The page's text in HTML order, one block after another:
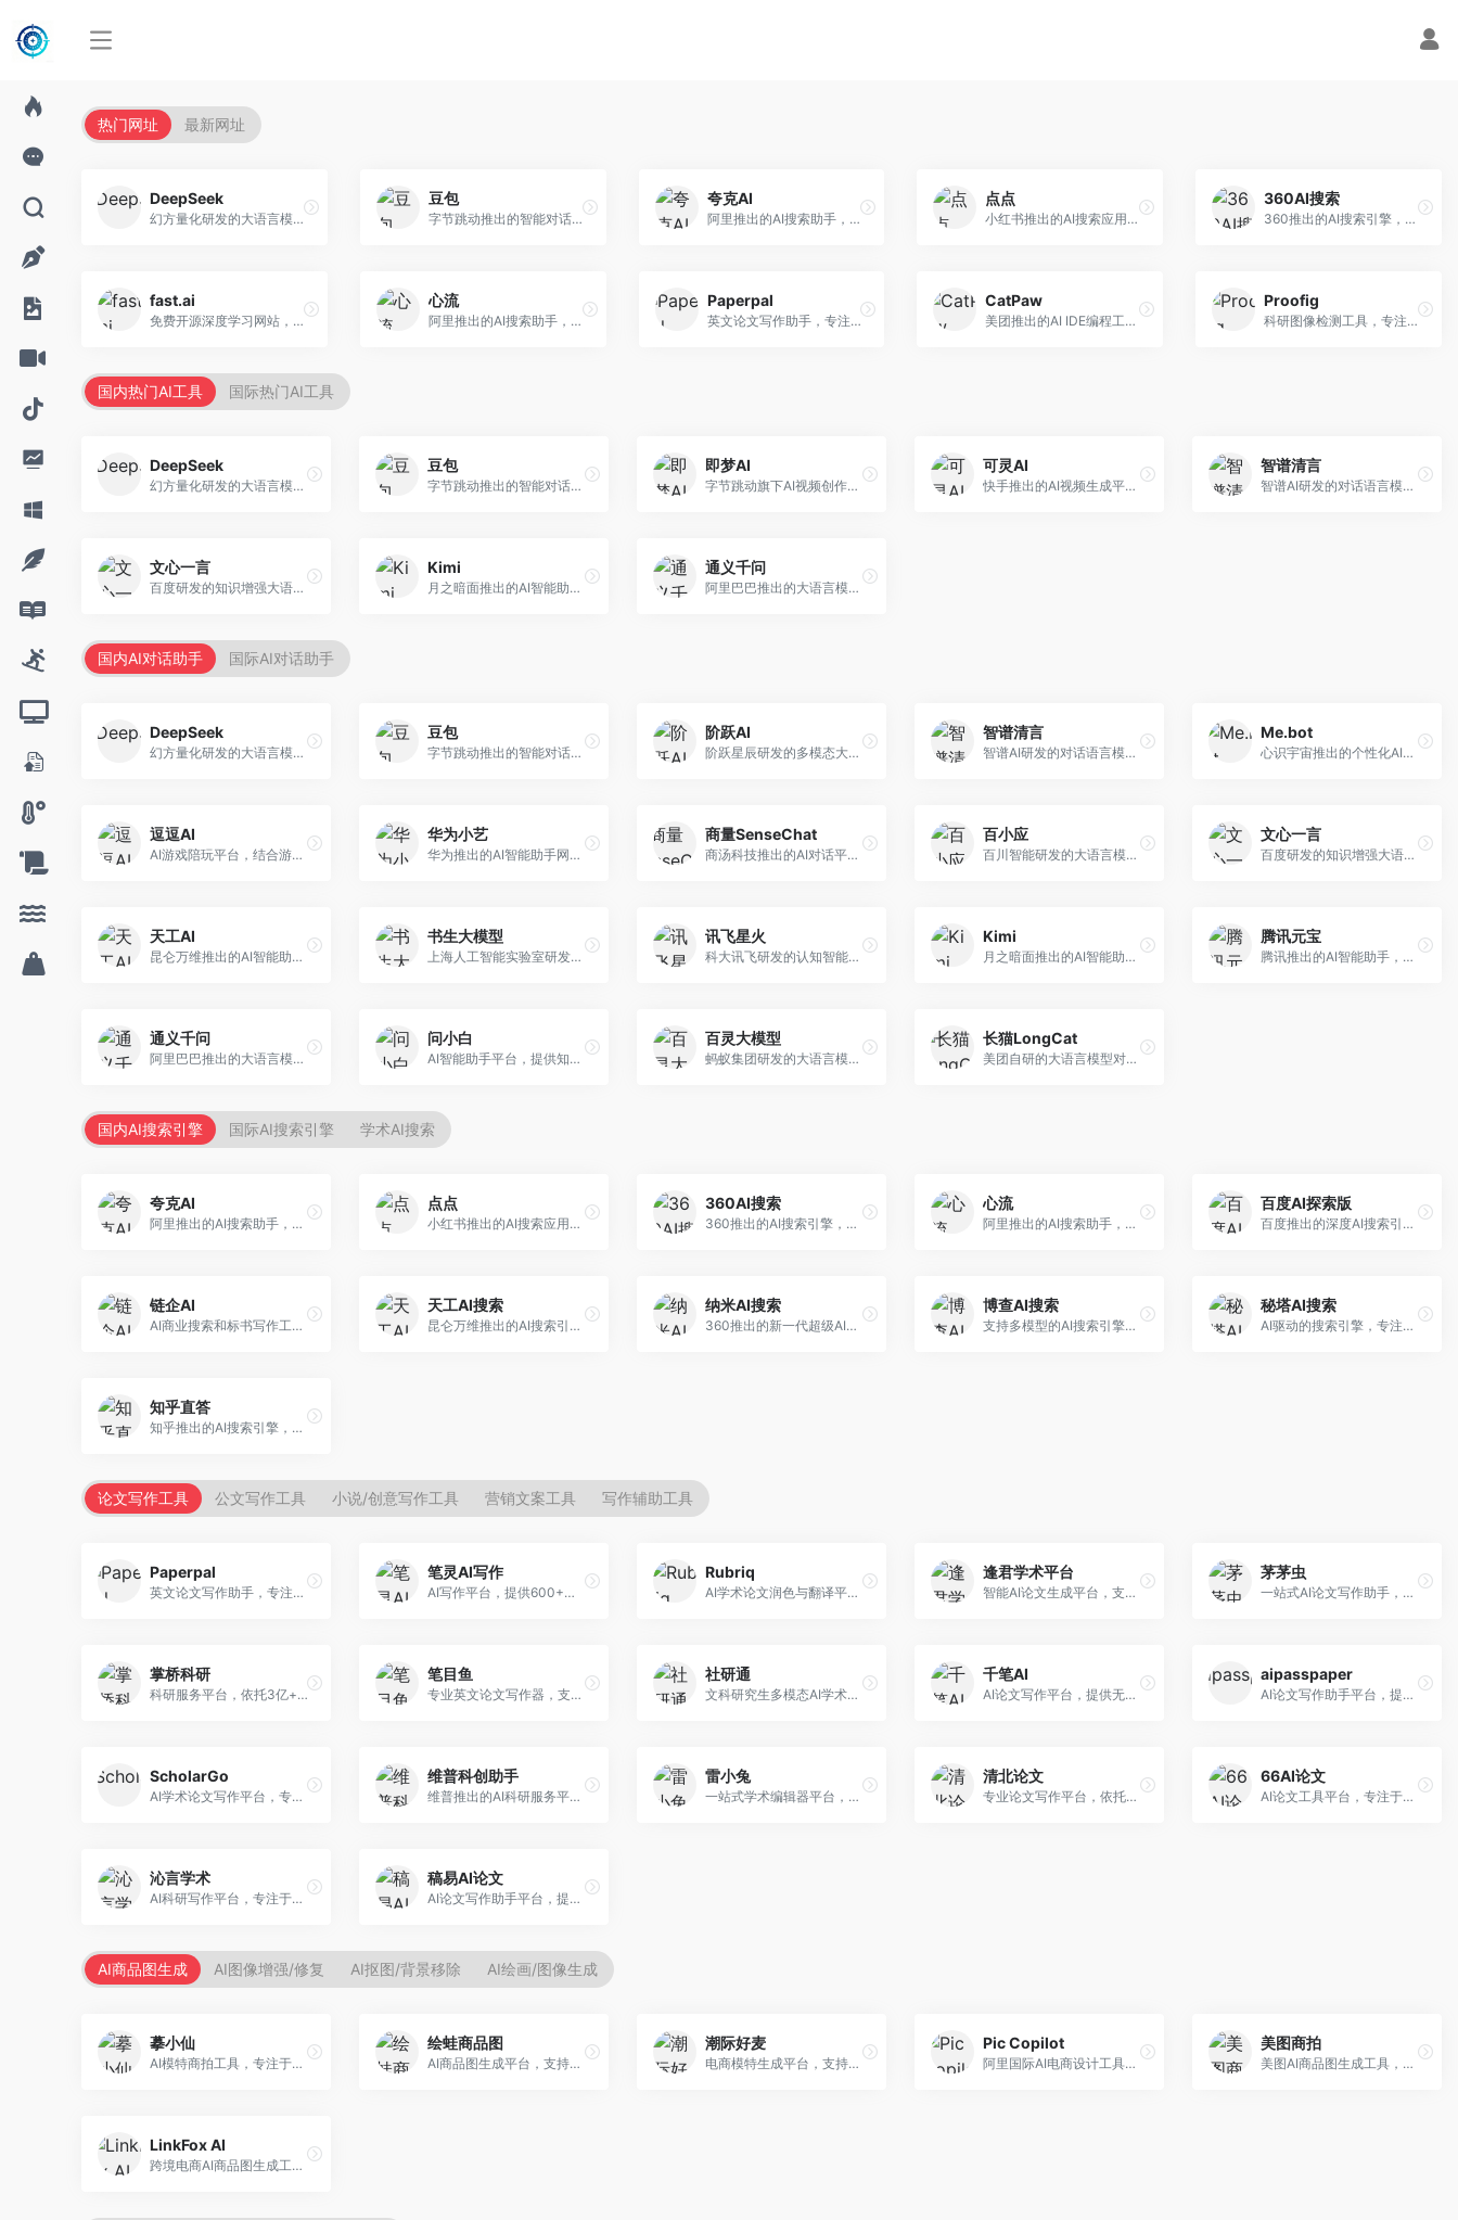
热门网址 最新网址
DeepSeek
幻方量化研发的大语言模型平台，专注于深度推理和代码生成能力。面向开发者、研究人员和技术爱好者，提供强大的逻辑推理和数学计算功能，开源生态完善，API接口友好。
豆包
字节跳动推出的智能对话助手平台，提供文本创作、知识问答、英语学习等多种AI服务。面向普通用户和内容创作者，支持多轮对话和文件解析，免费使用，响应速度快，中文理解能力强。
夸克AI
阿里推出的AI搜索助手，整合搜索与AI功能。面向年轻用户，提供智能搜索、文档处理、学习辅助等服务，与夸克生态深度整合。
点点
小红书推出的AI搜索应用，专注于生活方式内容搜索。面向小红书用户，提供生活攻略、消费决策、内容推荐等服务，生活方式内容丰富。
360AI搜索
360推出的AI搜索引擎，专注于安全智能搜索。面向普通用户，提供智能问答、网页搜索、内容整理等服务，安全防护能力强。
fast.ai
免费开源深度学习网站，专注于实用AI教学。面向开发者，提供免费深度学习课程、实战项目、代码库等资源，学习门槛低。
心流
阿里推出的AI搜索助手，专注于智能信息获取。面向普通用户，提供智能搜索、内容整理、知识问答等服务，与阿里生态深度整合。
Paperpal
英文论文写作助手，专注于学术英语润色。面向需要发表国际期刊的研究者，提供语法检查、学术表达优化、格式规范等服务，英语表达地道专业。
CatPaw
美团推出的AI IDE编程工具，专注于本地开发生态。面向开发者，提供智能代码补全、代码生成、项目管理等服务，本地开发体验好。
Proofig
科研图像检测工具，专注于学术图像完整性验证。面向科研人员，提供图像检测、重复分析、报告生成等服务，学术检测专业。
国内热门AI工具 国际热门AI工具
DeepSeek
幻方量化研发的大语言模型平台，专注于深度推理和代码生成能力。面向开发者、研究人员和技术爱好者，提供强大的逻辑推理和数学计算功能，开源生态完善，API接口友好。
豆包
字节跳动推出的智能对话助手平台，提供文本创作、知识问答、英语学习等多种AI服务。面向普通用户和内容创作者，支持多轮对话和文件解析，免费使用，响应速度快，中文理解能力强。
即梦AI
字节跳动旗下AI视频创作平台，支持多模态内容生成。面向内容创作者和营销人员，提供文生视频、图生视频、智能剪辑等功能，中文理解能力强，创作效率高。
可灵AI
快手推出的AI视频生成平台，支持文生视频和图生视频，可生成长达2分钟的高质量视频内容。面向短视频创作者和营销人员，操作简便，生成效果逼真，适合商业推广和创意表达。
智谱清言
智谱AI研发的对话语言模型，支持中英双语交互。面向中文用户和开发者，提供知识问答、代码编写、文档解读等服务，开源生态完善，学术研究背景深厚。
文心一言
百度研发的知识增强大语言模型，深度融合百度知识图谱和搜索能力。面向中文用户，提供知识问答、文本创作、逻辑推理等服务，中文语境理解准确，知识覆盖面广。
Kimi
月之暗面推出的AI智能助手，核心优势在于超长文本处理能力，支持20万字以上文档分析。面向学术研究者、职场人士和内容创作者，提供文档解读、PPT生成、联网搜索等综合服务。
通义千问
阿里巴巴推出的大语言模型平台，提供对话问答、文档处理、图像理解、代码编写等全方位AI服务。面向企业用户和个人开发者，集成阿里云生态，支持多模态交互，企业级安全保障。
国内AI对话助手 国际AI对话助手
DeepSeek
幻方量化研发的大语言模型平台，专注于深度推理和代码生成能力。面向开发者、研究人员和技术爱好者，提供强大的逻辑推理和数学计算功能，开源生态完善，API接口友好。
豆包
字节跳动推出的智能对话助手平台，提供文本创作、知识问答、英语学习等多种AI服务。面向普通用户和内容创作者，支持多轮对话和文件解析，免费使用，响应速度快，中文理解能力强。
阶跃AI
阶跃星辰研发的多模态大模型平台，支持文本、图像、视频的综合理解与生成。面向创作者和企业客户，提供内容创作、智能分析等服务，多模态能力突出。
智谱清言
智谱AI研发的对话语言模型，支持中英双语交互。面向中文用户和开发者，提供知识问答、代码编写、文档解读等服务，开源生态完善，学术研究背景深厚。
Me.bot
心识宇宙推出的个性化AI伴侣，专注于情感交互和个人助理服务。面向个人用户，支持日程管理、情感陪伴、知识问答等功能，交互体验人性化。
逗逗AI
AI游戏陪玩平台，结合游戏理解和自然语言交互技术。面向游戏玩家，提供游戏攻略、陪玩互动、社交聊天等服务，游戏知识丰富，互动体验有趣。
华为小艺
华为推出的AI智能助手网页端，深度整合鸿蒙生态和华为云服务。面向华为设备用户，支持语音交互、智能问答、设备控制等功能，与华为硬件生态无缝衔接。
商量SenseChat
商汤科技推出的AI对话平台，结合计算机视觉和自然语言处理技术。面向企业用户和开发者，支持多模态交互，视觉理解能力强，适合智能客服和内容创作场景。
百小应
百川智能研发的大语言模型助手，专注于中文理解和生成。面向中文用户，提供知识问答、文本创作、代码辅助等服务，模型参数规模大，中文表达流畅自然。
文心一言
百度研发的知识增强大语言模型，深度融合百度知识图谱和搜索能力。面向中文用户，提供知识问答、文本创作、逻辑推理等服务，中文语境理解准确，知识覆盖面广。
天工AI
昆仑万维推出的AI智能助手，集成搜索、对话、创作等多种能力。面向普通用户和内容创作者，支持联网搜索、文本生成、图像理解等功能，响应速度快，免费使用。
书生大模型
上海人工智能实验室研发的开源大模型系列，支持多尺度和多模态。面向研究机构和开发者，开源生态完善，学术研究背景深厚，适合科研和定制开发。
讯飞星火
科大讯飞研发的认知智能大模型，深度融合语音识别和自然语言处理技术。面向企业用户和教育领域，提供语音交互、文档处理、代码生成等服务，中文语音识别准确率高。
Kimi
月之暗面推出的AI智能助手，核心优势在于超长文本处理能力，支持20万字以上文档分析。面向学术研究者、职场人士和内容创作者，提供文档解读、PPT生成、联网搜索等综合服务。
腾讯元宝
腾讯推出的AI智能助手，整合微信生态和腾讯云服务。面向普通用户和企业客户，支持文档解析、图像理解、联网搜索等功能，与腾讯产品无缝衔接，办公协作便捷。
通义千问
阿里巴巴推出的大语言模型平台，提供对话问答、文档处理、图像理解、代码编写等全方位AI服务。面向企业用户和个人开发者，集成阿里云生态，支持多模态交互，企业级安全保障。
问小白
AI智能助手平台，提供知识问答、文本创作、文档处理等服务。面向普通用户和职场人士，操作简便，响应速度快，支持多场景应用。
百灵大模型
蚂蚁集团研发的大语言模型平台，专注于金融科技和企业服务。面向金融机构和企业客户，提供智能客服、风险分析、文档处理等服务，金融场景理解深入。
长猫LongCat
美团自研的大语言模型对话平台，专注于本地生活服务场景。面向美团生态用户，提供智能推荐、服务问答等功能，本地生活知识覆盖全面。
国内AI搜索引擎 国际AI搜索引擎 学术AI搜索
夸克AI
阿里推出的AI搜索助手，整合搜索与AI功能。面向年轻用户，提供智能搜索、文档处理、学习辅助等服务，与夸克生态深度整合。
点点
小红书推出的AI搜索应用，专注于生活方式内容搜索。面向小红书用户，提供生活攻略、消费决策、内容推荐等服务，生活方式内容丰富。
360AI搜索
360推出的AI搜索引擎，专注于安全智能搜索。面向普通用户，提供智能问答、网页搜索、内容整理等服务，安全防护能力强。
心流
阿里推出的AI搜索助手，专注于智能信息获取。面向普通用户，提供智能搜索、内容整理、知识问答等服务，与阿里生态深度整合。
百度AI探索版
百度推出的深度AI搜索引擎，整合百度知识图谱。面向中文用户，提供智能问答、知识探索、内容生成等服务，知识覆盖面广。
链企AI
AI商业搜索和标书写作工具，专注于企业服务场景。面向企业用户，提供商业信息搜索、标书生成、企业分析等服务，商业信息专业。
天工AI搜索
昆仑万维推出的AI搜索引擎，整合大模型与搜索能力。面向普通用户，提供智能问答、深度搜索、内容整理等服务，中文搜索体验好。
纳米AI搜索
360推出的新一代超级AI搜索，深度整合360搜索资源。面向普通用户，提供智能问答、多模态搜索、内容生成等服务，安全可靠。
博查AI搜索
支持多模型的AI搜索引擎，整合多种大模型能力。面向AI爱好者，提供多模型搜索、答案对比、深度分析等服务，模型选择灵活。
秘塔AI搜索
AI驱动的搜索引擎，专注于无广告直达结果。面向研究者和信息获取需求者，提供深度搜索、来源标注、答案整理等服务，搜索结果干净准确，信息可信度高。
知乎直答
知乎推出的AI搜索引擎，专注于知识问答场景。面向知识获取者，提供知乎内容搜索、智能问答、知识整理等服务，专业知识丰富。
论文写作工具 公文写作工具 小说/创意写作工具 营销文案工具 写作辅助工具
Paperpal
英文论文写作助手，专注于学术英语润色。面向需要发表国际期刊的研究者，提供语法检查、学术表达优化、格式规范等服务，英语表达地道专业。
笔灵AI写作
AI写作平台，提供600+写作模板。面向学生、职场人士和内容创作者，支持论文、公文、营销文案等多种文体，模板丰富，一键生成，写作效率大幅提升。
Rubriq
AI学术论文润色与翻译平台。面向国际期刊投稿者，提供论文润色、翻译、格式调整等服务，支持多语言，学术表达专业规范。
逢君学术平台
智能AI论文生成平台，支持查重检测。面向高校学生和研究人员，提供论文选题、内容生成、查重修改等一站式服务，学术写作流程完整。
茅茅虫
一站式AI论文写作助手，覆盖学术写作全场景。面向高校学生和科研人员，提供开题报告、文献综述、论文正文等写作服务，支持多学科多类型论文，操作简便。
掌桥科研
科研服务平台，依托3亿+真实文献数据库。面向学术研究者和学生，提供文献检索、论文写作、科研数据分析等服务，文献资源丰富，学术支持专业。
笔目鱼
专业英文论文写作器，支持学术论文全流程。面向留学生和国际期刊投稿者，提供英文论文撰写、润色、格式调整等服务，学术英语表达规范。
社研通
文科研究生多模态AI学术写作平台。面向文科研究生和社科研究者，提供文献综述、理论分析、定性研究辅助等服务，文科研究方法论支持完善。
千笔AI
AI论文写作平台，提供无限改稿服务。面向高校学生和学术研究者，支持论文选题、大纲生成、内容撰写、查重修改等全流程服务，改稿次数不限，服务质量有保障。
aipasspaper
AI论文写作助手平台，提供智能化的学术写作支持。面向大学生和研究人员，支持多种学科论文生成，提供参考文献管理和格式规范服务，写作效率高。
ScholarGo
AI学术论文写作平台，专注于理工科领域的逻辑构建。面向理工科研究生和科研工作者，提供公式编辑、数据分析、论文结构优化等服务，理工科写作逻辑严谨。
维普科创助手
维普推出的AI科研服务平台，整合学术资源与智能写作。面向科研人员和高校师生，提供文献检索、论文写作、查重检测等一站式服务，学术资源权威可靠。
雷小兔
一站式学术编辑器平台，覆盖论文写作全流程。面向高校学生和科研人员，提供选题分析、文献检索、论文生成、查重降重等服务，操作流程清晰，学术写作效率显著提升。
清北论文
专业论文写作平台，依托高校学术资源。面向本科生和研究生，提供论文指导、写作辅助、查重检测等服务，学术规范性强，适合追求高质量论文的用户。
66AI论文
AI论文工具平台，专注于高质量低查重论文生成。面向大学生和研究生，提供论文写作、降重修改等服务，生成内容原创度高，查重率低。
沁言学术
AI科研写作平台，专注于学术研究辅助。面向研究生和科研工作者，提供文献分析、研究方法指导、论文撰写等服务，学术资源丰富，研究支持全面。
稿易AI论文
AI论文写作助手平台，提供智能化学术写作支持。面向高校学生，支持多种论文类型生成，提供参考文献管理和格式规范服务，操作流程简单。
AI商品图生成 AI图像增强/修复 AI抠图/背景移除 AI绘画/图像生成
摹小仙
AI模特商拍工具，专注于服装电商。面向服装电商卖家，提供虚拟模特试穿、商品展示图生成等服务，模特形象多样，拍摄成本低。
绘蛙商品图
AI商品图生成平台，支持模特换装和场景生成。面向电商卖家，提供商品上身效果展示、场景化商品图生成等服务，电商营销效果显著。
潮际好麦
电商模特生成平台，支持AI虚拟模特创作。面向服装和配饰电商，提供模特试穿、商品展示、营销素材生成等服务，模特形象可定制。
Pic Copilot
阿里国际AI电商设计工具，专注于跨境电商。面向跨境电商卖家，提供商品图优化、营销海报生成、多语言适配等服务，海外市场适配性强。
美图商拍
美图AI商品图生成工具，整合美图生态。面向电商卖家，提供商品图美化、模特替换、场景生成等服务，移动端操作便捷。
LinkFox AI
跨境电商AI商品图生成工具。面向跨境电商卖家，支持多语言商品图生成、模特替换、场景优化等服务，适配海外电商平台需求。